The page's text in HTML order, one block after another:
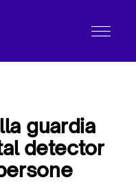
guardia
detector